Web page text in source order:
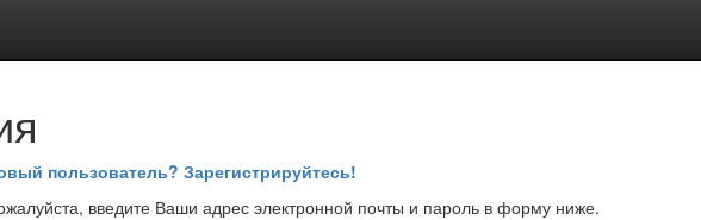
пользователь? Зарегистрируйтесь!
введите Ваши адрес электронной почты и пароль в форму ниже.